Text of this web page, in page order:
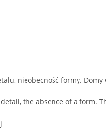
nieobecność formy. Domy
the absence of a form.